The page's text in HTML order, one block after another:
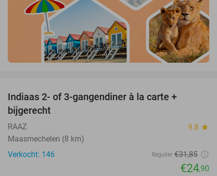
Indiaas 2- of 3-gangendiner à la carte +
bijgerecht
RAAZ 9.8 star
Maasmechelen (8 km)
Verkocht: 146
Regulier €31,85
€24,90